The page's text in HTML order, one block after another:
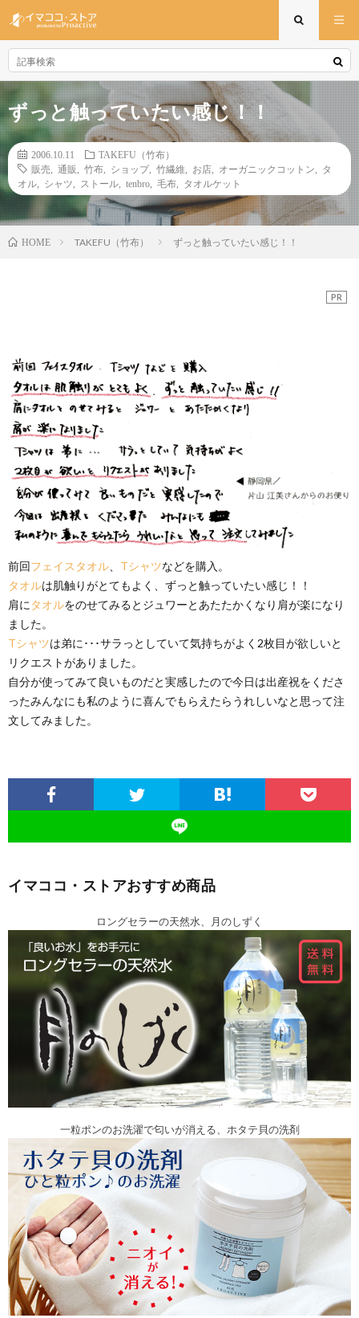
ずっと触っていたい感じ！！
2006.10.11
TAKEFU（竹布）
販売
通販 竹布 ショップ, 竹繊維 お店 オーガニックコットン
タ
オル
シャツ ストール tenbro 毛布 タオルケット
HOME TAKEFU（竹布） ずっと触っていたい感じ！！
PR
前回フェイスタオル、 Tシャツなどを購入。
タオルは肌触りがとてもよく、ずっと触っていたい感じ！！
肩にタオルをのせてみるとジュワーとあたたかくなり肩が楽になり
ました。
Tシャツは弟に･･･サラっとしていて気持ちがよく2枚目が欲しいと
リクエストがありました。
自分が使ってみて良いものだと実感したので今日は出産祝をくださ
ったみんなにも私のように喜んでもらえたらうれしいなと思って注
文してみました。
イマココ・ストアおすすめ商品
ロングセラーの天然水、月のしずく
一粒ポンのお洗濯で匂いが消える、ホタテ貝の洗剤